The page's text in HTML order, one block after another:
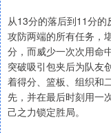
从13分的落后到11分
攻防两端的所有任务，
分，而威少一次次用命
突破吸引包夹后为队友
着得分、篮板、组织和
先，并在最后时刻用一
己之力锁定胜局。